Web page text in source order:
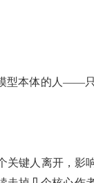
型本体的人——
关键人离开，影